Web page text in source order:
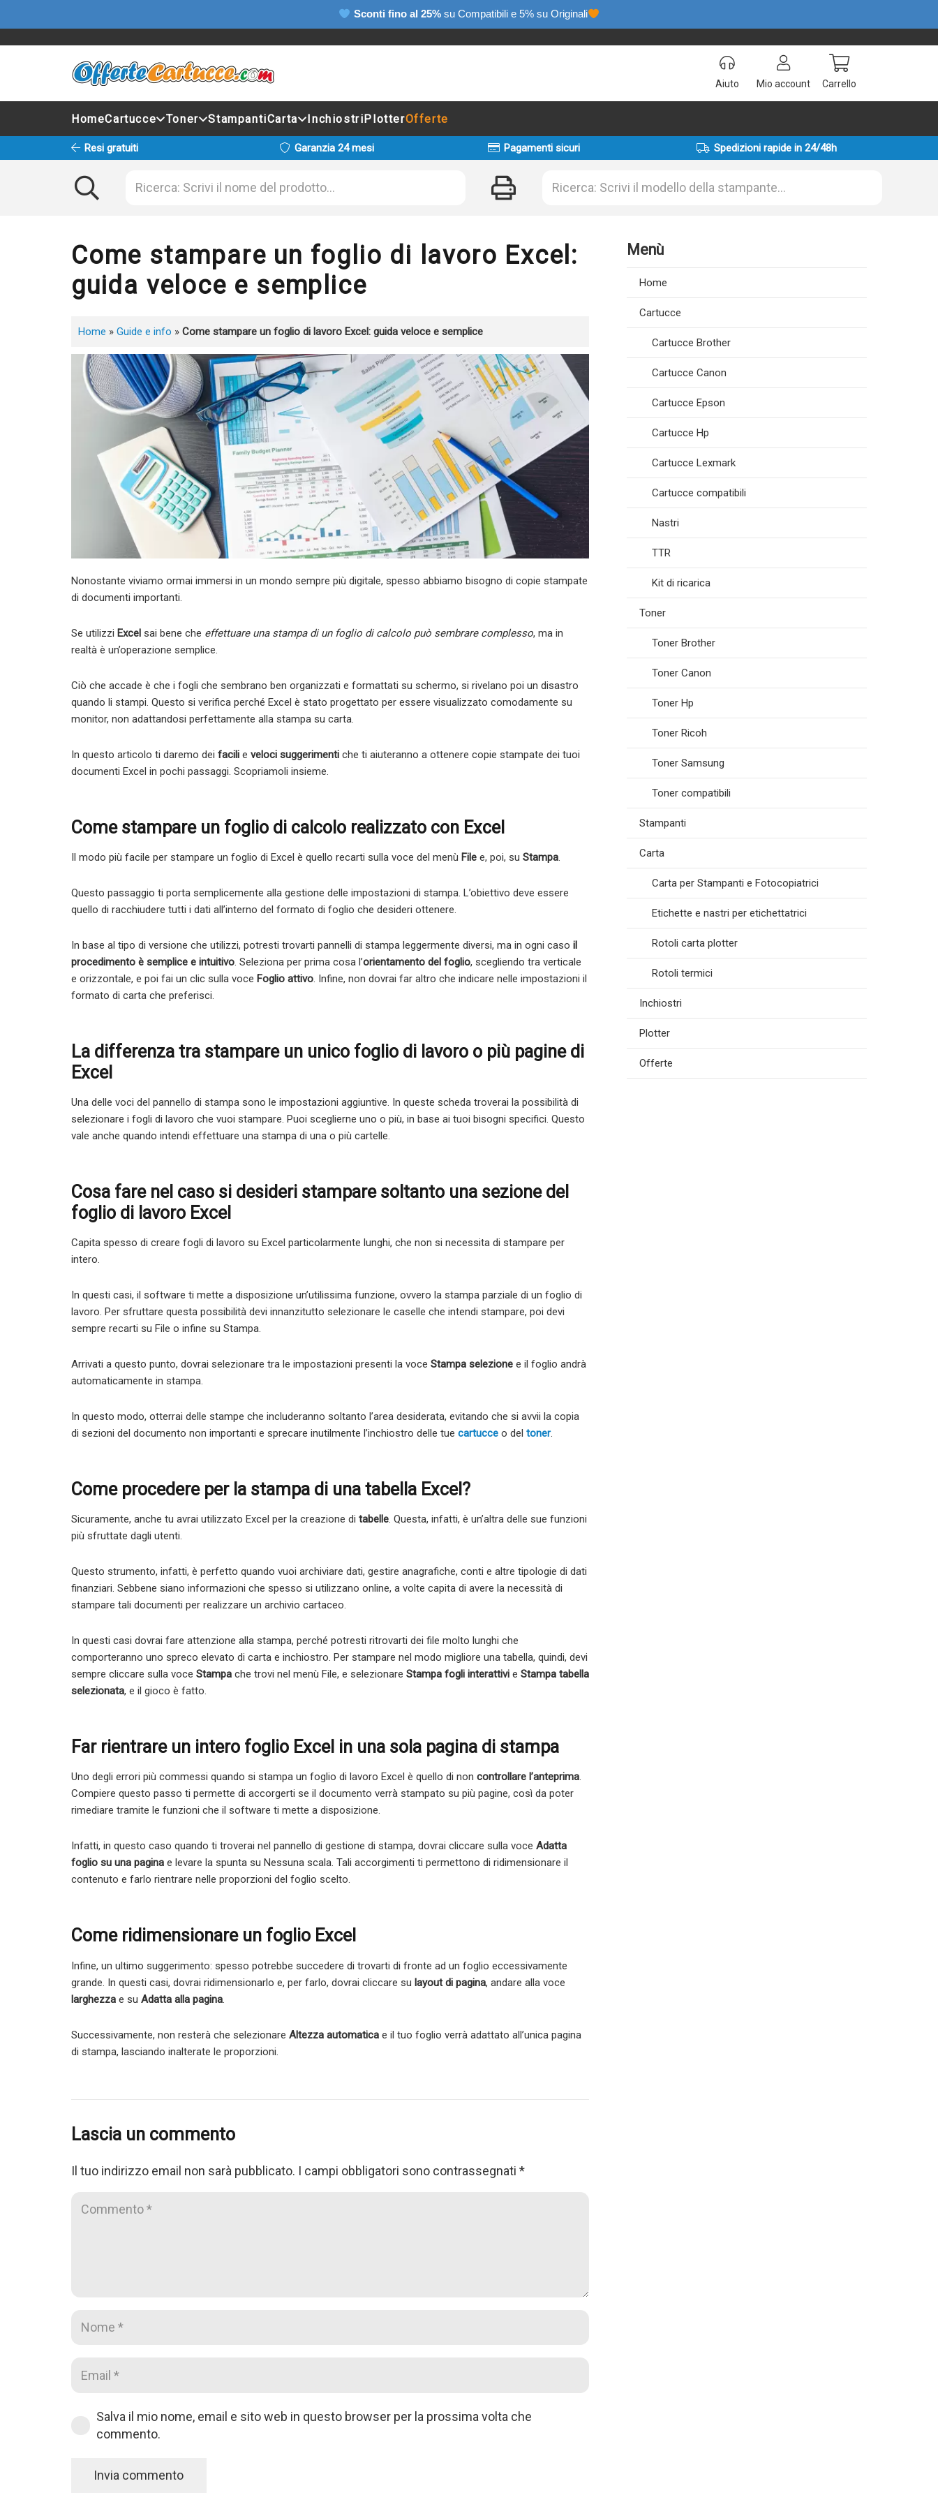
Sconti fino al 25% su Compatibili e 5% su Originali
Aiuto Mio account Carrello
HomeCartucce Toner StampantiCarta InchiostriPlotterOfferte
Resi gratuiti Garanzia 24 mesi Pagamenti sicuri Spedizioni rapide in 24/48h
Come stampare un foglio di lavoro Excel:
guida veloce e semplice
Home » Guide e info » Come stampare un foglio di lavoro Excel: guida veloce e semplice
Nonostante viviamo ormai immersi in un mondo sempre più digitale, spesso abbiamo bisogno di copie stampate
di documenti importanti.
Se utilizzi Excel sai bene che effettuare una stampa di un foglio di calcolo può sembrare complesso, ma in
realtà è un’operazione semplice.
Ciò che accade è che i fogli che sembrano ben organizzati e formattati su schermo, si rivelano poi un disastro
quando li stampi. Questo si verifica perché Excel è stato progettato per essere visualizzato comodamente su
monitor, non adattandosi perfettamente alla stampa su carta.
In questo articolo ti daremo dei facili e veloci suggerimenti che ti aiuteranno a ottenere copie stampate dei tuoi
documenti Excel in pochi passaggi. Scopriamoli insieme.
Come stampare un foglio di calcolo realizzato con Excel
Il modo più facile per stampare un foglio di Excel è quello recarti sulla voce del menù File e, poi, su Stampa.
Questo passaggio ti porta semplicemente alla gestione delle impostazioni di stampa. L’obiettivo deve essere
quello di racchiudere tutti i dati all’interno del formato di foglio che desideri ottenere.
In base al tipo di versione che utilizzi, potresti trovarti pannelli di stampa leggermente diversi, ma in ogni caso il
procedimento è semplice e intuitivo. Seleziona per prima cosa l’orientamento del foglio, scegliendo tra verticale
e orizzontale, e poi fai un clic sulla voce Foglio attivo. Infine, non dovrai far altro che indicare nelle impostazioni il
formato di carta che preferisci.
La differenza tra stampare un unico foglio di lavoro o più pagine di
Excel
Una delle voci del pannello di stampa sono le impostazioni aggiuntive. In queste scheda troverai la possibilità di
selezionare i fogli di lavoro che vuoi stampare. Puoi sceglierne uno o più, in base ai tuoi bisogni specifici. Questo
vale anche quando intendi effettuare una stampa di una o più cartelle.
Cosa fare nel caso si desideri stampare soltanto una sezione del
foglio di lavoro Excel
Capita spesso di creare fogli di lavoro su Excel particolarmente lunghi, che non si necessita di stampare per
intero.
In questi casi, il software ti mette a disposizione un’utilissima funzione, ovvero la stampa parziale di un foglio di
lavoro. Per sfruttare questa possibilità devi innanzitutto selezionare le caselle che intendi stampare, poi devi
sempre recarti su File o infine su Stampa.
Arrivati a questo punto, dovrai selezionare tra le impostazioni presenti la voce Stampa selezione e il foglio andrà
automaticamente in stampa.
In questo modo, otterrai delle stampe che includeranno soltanto l’area desiderata, evitando che si avvii la copia
di sezioni del documento non importanti e sprecare inutilmente l’inchiostro delle tue cartucce o del toner.
Come procedere per la stampa di una tabella Excel?
Sicuramente, anche tu avrai utilizzato Excel per la creazione di tabelle. Questa, infatti, è un’altra delle sue funzioni
più sfruttate dagli utenti.
Questo strumento, infatti, è perfetto quando vuoi archiviare dati, gestire anagrafiche, conti e altre tipologie di dati
finanziari. Sebbene siano informazioni che spesso si utilizzano online, a volte capita di avere la necessità di
stampare tali documenti per realizzare un archivio cartaceo.
In questi casi dovrai fare attenzione alla stampa, perché potresti ritrovarti dei file molto lunghi che
comporteranno uno spreco elevato di carta e inchiostro. Per stampare nel modo migliore una tabella, quindi, devi
sempre cliccare sulla voce Stampa che trovi nel menù File, e selezionare Stampa fogli interattivi e Stampa tabella
selezionata, e il gioco è fatto.
Far rientrare un intero foglio Excel in una sola pagina di stampa
Uno degli errori più commessi quando si stampa un foglio di lavoro Excel è quello di non controllare l’anteprima.
Compiere questo passo ti permette di accorgerti se il documento verrà stampato su più pagine, così da poter
rimediare tramite le funzioni che il software ti mette a disposizione.
Infatti, in questo caso quando ti troverai nel pannello di gestione di stampa, dovrai cliccare sulla voce Adatta
foglio su una pagina e levare la spunta su Nessuna scala. Tali accorgimenti ti permettono di ridimensionare il
contenuto e farlo rientrare nelle proporzioni del foglio scelto.
Come ridimensionare un foglio Excel
Infine, un ultimo suggerimento: spesso potrebbe succedere di trovarti di fronte ad un foglio eccessivamente
grande. In questi casi, dovrai ridimensionarlo e, per farlo, dovrai cliccare su layout di pagina, andare alla voce
larghezza e su Adatta alla pagina
Successivamente, non resterà che selezionare Altezza automatica e il tuo foglio verrà adattato all’unica pagina
di stampa, lasciando inalterate le proporzioni.
Lascia un commento
Il tuo indirizzo email non sarà pubblicato. I campi obbligatori sono contrassegnati *
Salva il mio nome, email e sito web in questo browser per la prossima volta che
commento.
Invia commento
Menù
Home
Cartucce
Cartucce Brother
Cartucce Canon
Cartucce Epson
Cartucce Hp
Cartucce Lexmark
Cartucce compatibili
Nastri
TTR
Kit di ricarica
Toner
Toner Brother
Toner Canon
Toner Hp
Toner Ricoh
Toner Samsung
Toner compatibili
Stampanti
Carta
Carta per Stampanti e Fotocopiatrici
Etichette e nastri per etichettatrici
Rotoli carta plotter
Rotoli termici
Inchiostri
Plotter
Offerte